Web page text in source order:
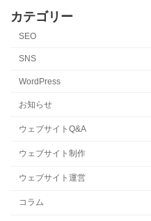
カテゴリー
SEO
SNS
WordPress
お知らせ
ウェブサイトQ&A
ウェブサイト制作
ウェブサイト運営
コラム